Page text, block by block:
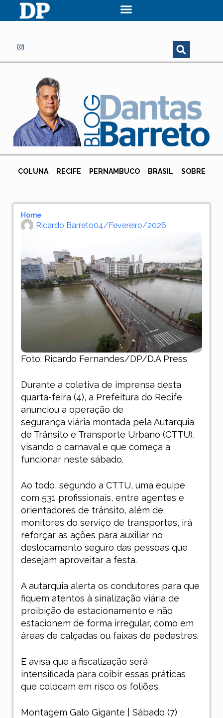
COLUNA RECIFE PERNAMBUCO BRASIL SOBRE
Home
Ricardo Barreto04/fevereiro/2026
Foto: Ricardo Fernandes/DP/D.A Press
Durante a coletiva de imprensa desta
quarta-feira (4), a Prefeitura do Recife
anunciou a operação de
segurança viária montada pela Autarquia
de Trânsito e Transporte Urbano (CTTU),
visando o carnaval e que começa a
funcionar neste sábado.
Ao todo, segundo a CTTU, uma equipe
com 531 profissionais, entre agentes e
orientadores de trânsito, além de
monitores do serviço de transportes, irá
reforçar as ações para auxiliar no
deslocamento seguro das pessoas que
desejam aproveitar a festa.
A autarquia alerta os condutores para que
fiquem atentos à sinalização viária de
proibição de estacionamento e não
estacionem de forma irregular, como em
áreas de calçadas ou faixas de pedestres.
E avisa que a fiscalização será
intensificada para coibir essas práticas
que colocam em risco os foliões.
Montagem Galo Gigante | Sábado (7)